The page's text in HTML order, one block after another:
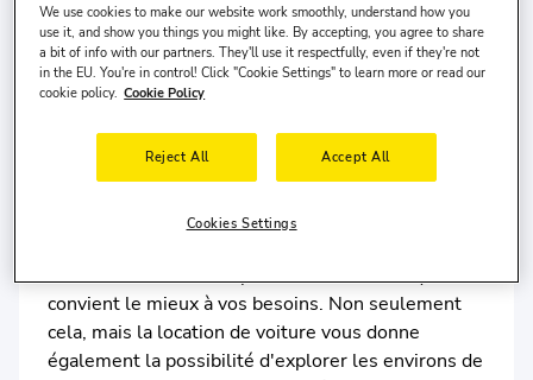
La location de voiture à Munich est un choix
judicieux si vous souhaitez explorer la ville à votre
rythme. Avec un large éventail de voitures
berlines de luxe, vous pouvez choisir celle qui
convient le mieux à vos besoins. Non seulement
cela, mais la location de voiture vous donne
également la possibilité d'explorer les environs de
We use cookies to make our website work smoothly, understand how you
use it, and show you things you might like. By accepting, you agree to share
a bit of info with our partners. They'll use it respectfully, even if they're not
in the EU. You're in control! Click "Cookie Settings" to learn more or read our
cookie policy. Cookie Policy
Reject All Accept All
Cookies Settings